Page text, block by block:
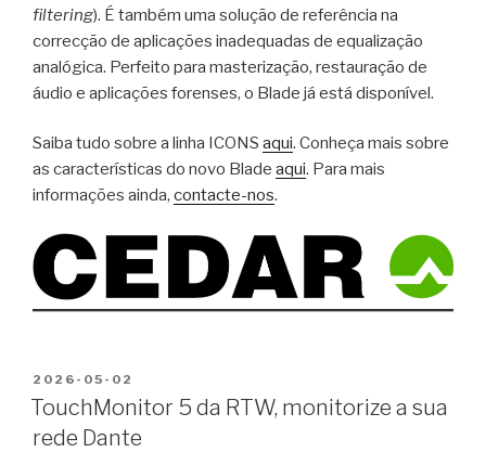
filtering). É também uma solução de referência na
correcção de aplicações inadequadas de equalização
analógica. Perfeito para masterização, restauração de
áudio e aplicações forenses, o Blade já está disponível.
Saiba tudo sobre a linha ICONS aqui. Conheça mais sobre
as características do novo Blade aqui. Para mais
informações ainda, contacte-nos.
PUBLICADO
EM
2026-05-02
TouchMonitor 5 da RTW, monitorize a sua
rede Dante